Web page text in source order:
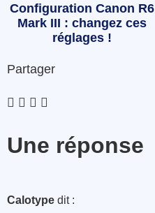
Configuration Canon R6
Mark III : changez ces
réglages !
Partager
Une réponse
Calotype dit :